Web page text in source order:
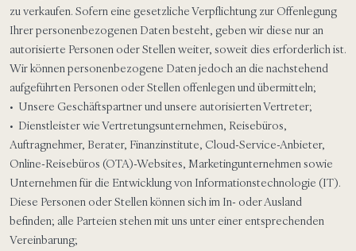
zu verkaufen. Sofern eine gesetzliche Verpflichtung zur Offenlegung
Ihrer personenbezogenen Daten besteht, geben wir diese nur an
autorisierte Personen oder Stellen weiter, soweit dies erforderlich ist.
Wir können personenbezogene Daten jedoch an die nachstehend
aufgeführten Personen oder Stellen offenlegen und übermitteln;
• Unsere Geschäftspartner und unsere autorisierten Vertreter;
• Dienstleister wie Vertretungsunternehmen, Reisebüros,
Auftragnehmer, Berater, Finanzinstitute, Cloud-Service-Anbieter,
Online-Reisebüros (OTA)-Websites, Marketingunternehmen sowie
Unternehmen für die Entwicklung von Informationstechnologie (IT).
Diese Personen oder Stellen können sich im In- oder Ausland
befinden; alle Parteien stehen mit uns unter einer entsprechenden
Vereinbarung;